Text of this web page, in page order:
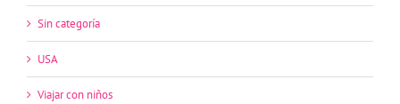
Sin categoría
USA
Viajar con niños